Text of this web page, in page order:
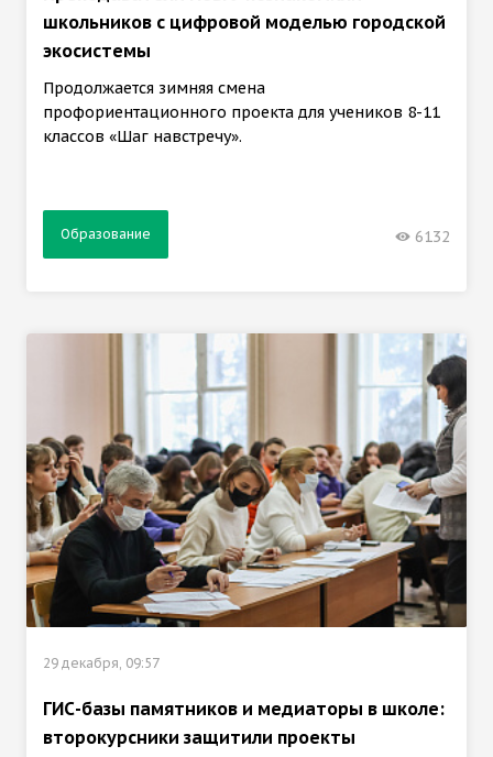
школьников с цифровой моделью городской
экосистемы
Продолжается зимняя смена
профориентационного проекта для учеников 8-11
классов «Шаг навстречу».
Образование 6132
29 декабря, 09:57
ГИС-базы памятников и медиаторы в школе:
второкурсники защитили проекты